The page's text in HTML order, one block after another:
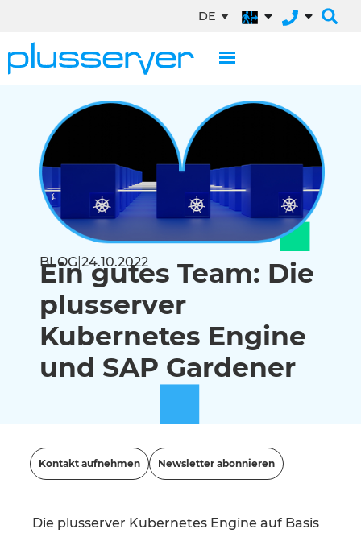
DE
BLOG |24.10.2022
Ein gutes Team: Die
plusserver
Kubernetes Engine
und SAP Gardener
Kontakt aufnehmen Newsletter abonnieren
Die plusserver Kubernetes Engine auf Basis